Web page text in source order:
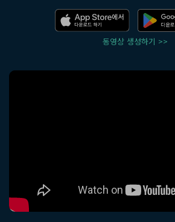
핫한 콘텐츠
동영상 생성하기 >>